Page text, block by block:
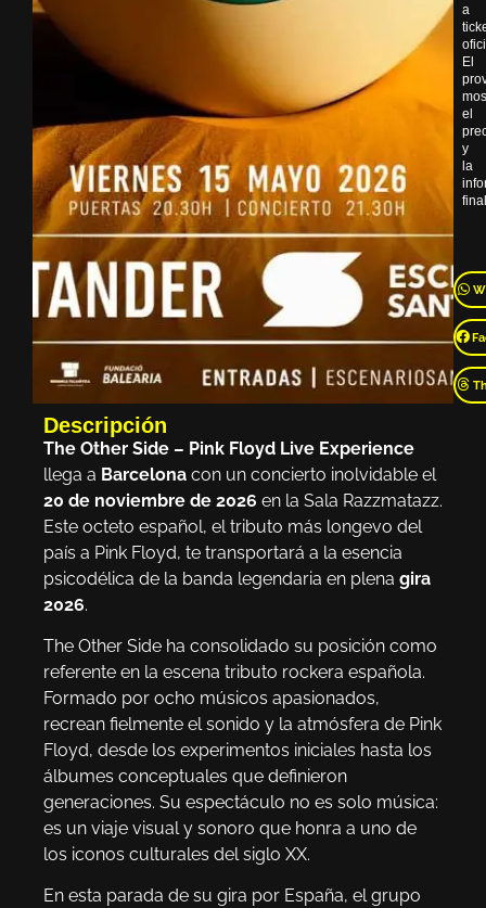
a
El
el
y
la
Descripción
The Other Side – Pink Floyd Live Experience
llega a Barcelona con un concierto inolvidable el
20 de noviembre de 2026 en la Sala Razzmatazz.
Este octeto español, el tributo más longevo del
país a Pink Floyd, te transportará a la esencia
psicodélica de la banda legendaria en plena gira
2026.
The Other Side ha consolidado su posición como
referente en la escena tributo rockera española.
Formado por ocho músicos apasionados,
recrean fielmente el sonido y la atmósfera de Pink
Floyd, desde los experimentos iniciales hasta los
álbumes conceptuales que definieron
generaciones. Su espectáculo no es solo música:
es un viaje visual y sonoro que honra a uno de
los iconos culturales del siglo XX.
En esta parada de su gira por España, el grupo